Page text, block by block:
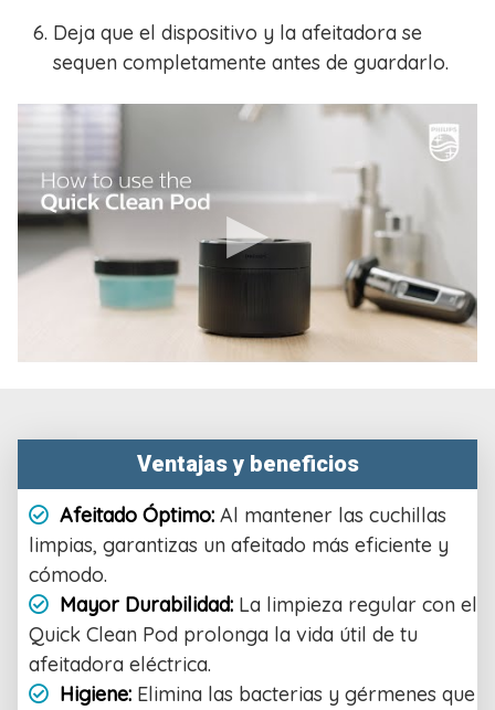
Deja que el dispositivo y la afeitadora se
sequen completamente antes de guardarlo.
Ventajas y beneficios
Afeitado Óptimo: Al mantener las cuchillas
limpias, garantizas un afeitado más eficiente y
cómodo.
Mayor Durabilidad: La limpieza regular con el
Quick Clean Pod prolonga la vida útil de tu
afeitadora eléctrica.
Higiene: Elimina las bacterias y gérmenes que